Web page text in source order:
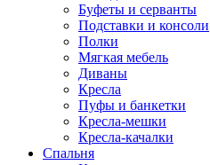
Буфеты и серванты
Подставки и консоли
Полки
Мягкая мебель
Диваны
Кресла
Пуфы и банкетки
Кресла-мешки
Кресла-качалки
Спальня